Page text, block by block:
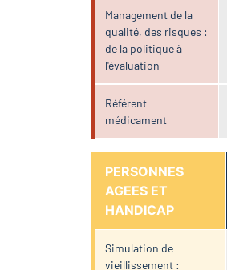
Management de la
qualité, des risques :
de la politique à
l'évaluation
Référent
médicament
PERSONNES
AGEES ET
HANDICAP
Simulation de
vieillissement :